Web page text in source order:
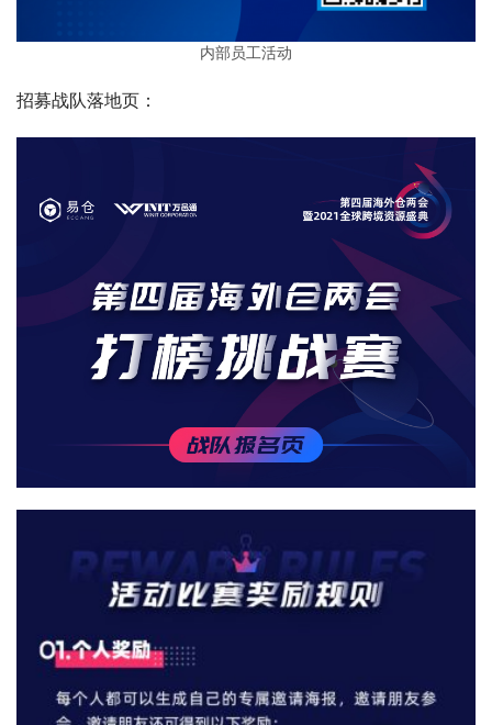
内部员工活动
招募战队落地页：